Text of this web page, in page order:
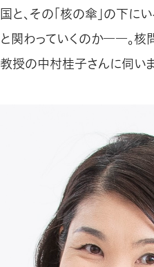
国と、その「核の傘」の下
と関わっていくのか――。核
教授の中村桂子さんに伺い